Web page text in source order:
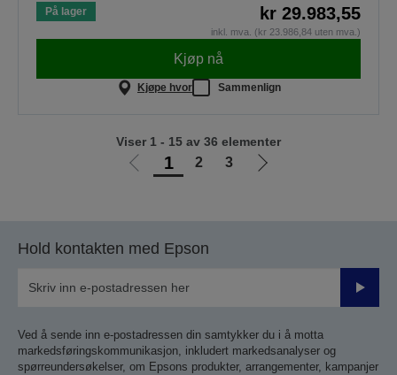
På lager kr 29.983,55
inkl. mva. (kr 23.986,84 uten mva.)
Kjøp nå
Kjøpe hvor Sammenlign
Gå
1 2 3
Gå
Viser 1 - 15 av 36 elementer
Hold kontakten med Epson
Send
Ved å sende inn e-postadressen din samtykker du i å motta
markedsføringskommunikasjon, inkludert markedsanalyser og
spørreundersøkelser, om Epsons produkter, arrangementer, kampanjer